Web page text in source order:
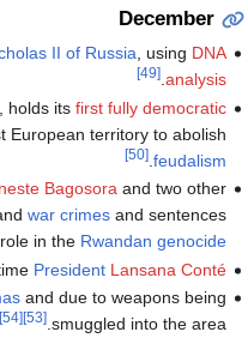
December
II of Russia, using DNA
analysis
.
[49]
holds its first fully democratic
European territory to abolish
feudalism
.
[50]
Bagosoraand two other
war crimesand sentences
in the Rwandan genocide
President Lansana Conté
and due to weapons being
smuggled into the area.
[53]
[54]